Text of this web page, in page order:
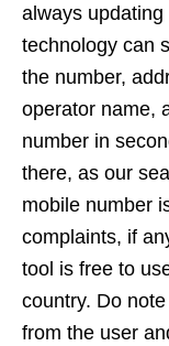
always
technology can
the number,
operator name,
number in
there, as our
mobile number
complaints, if
tool is free to
country. Do
from the user